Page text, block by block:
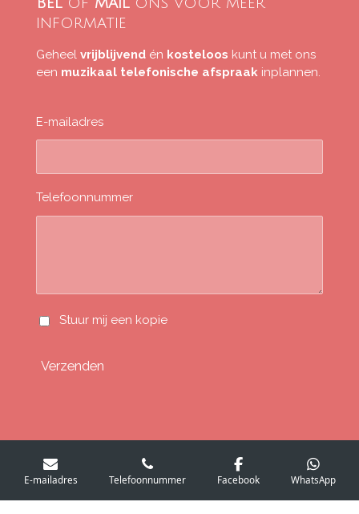
informatie
Geheel vrijblijvendén kosteloos kunt u met ons
een muzikaal telefonische afspraak inplannen.
E-mailadres
Telefoonnummer
Stuur mij een kopie
Verzenden
E-mailadres Telefoonnummer Facebook WhatsApp